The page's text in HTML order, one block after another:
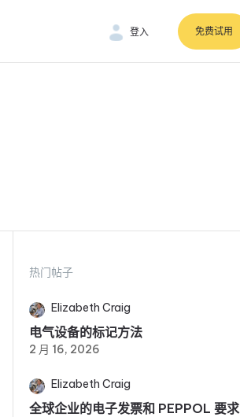
免费试用
登入
热门帖子
Elizabeth Craig
电气设备的标记方法
2 月 16, 2026
Elizabeth Craig
全球企业的电子发票和 PEPPOL 要求